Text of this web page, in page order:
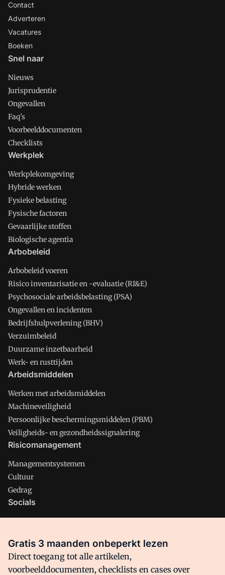
Contact
Adverteren
Vacatures
Boeken
Snel naar
Nieuws
Jurisprudentie
Ongevallen
Faq's
Voorbeelddocumenten
Checklists
Werkplek
Werkplekomgeving
Hybride werken
Fysieke belasting
Fysische factoren
Gevaarlijke stoffen
Biologische agentia
Arbobeleid
Arbobeleid voeren
Risico inventarisatie en -evaluatie (RI&E)
Psychosociale arbeidsbelasting (PSA)
Ongevallen en incidenten
Bedrijfshulpverlening (BHV)
Verzuimbeleid
Duurzame inzetbaarheid
Werk- en rusttijden
Arbeidsmiddelen
Werken met arbeidsmiddelen
Machineveiligheid
Persoonlijke beschermingsmiddelen (PBM)
Veiligheids- en gezondheidssignalering
Risicomanagement
Managementsystemen
Cultuur
Gedrag
Socials
Facebook
Gratis 3 maanden onbeperkt lezen
Direct toegang tot alle artikelen,
voorbeelddocumenten, checklists en cases over